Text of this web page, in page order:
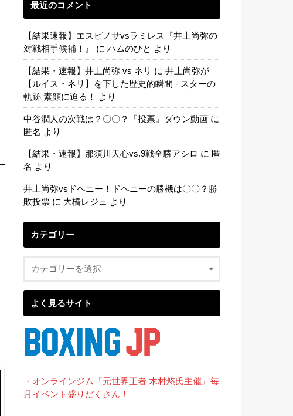
最近のコメント
【結果速報】エスピノサvsラミレス『井上尚弥の
対戦相手候補！』
に ハムのひと より
【結果・速報】井上尚弥 vs ネリ に 井上尚弥が
【ルイス・ネリ】を下した歴史的瞬間 - スターの
軌跡 素顔に迫る！
より
中谷潤人の次戦は？〇〇？『投票』ダウン動画 に
匿名 より
【結果・速報】那須川天心vs.9戦全勝アシロ に 匿
名 より
井上尚弥vsドヘニー！ドヘニーの勝機は〇〇？勝
敗投票 に 大橋レジェ より
カテゴリー
よく見るサイト
・オンラインジム『元世界王者 木村悠氏主催』毎
月イベント盛りだくさん！